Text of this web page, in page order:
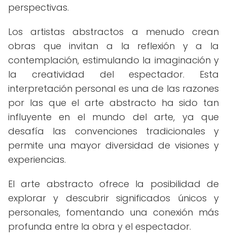
perspectivas.
Los artistas abstractos a menudo crean
obras que invitan a la reflexión y a la
contemplación, estimulando la imaginación y
la creatividad del espectador. Esta
interpretación personal es una de las razones
por las que el arte abstracto ha sido tan
influyente en el mundo del arte, ya que
desafía las convenciones tradicionales y
permite una mayor diversidad de visiones y
experiencias.
El arte abstracto ofrece la posibilidad de
explorar y descubrir significados únicos y
personales, fomentando una conexión más
profunda entre la obra y el espectador.